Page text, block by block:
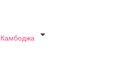
Камбоджа
